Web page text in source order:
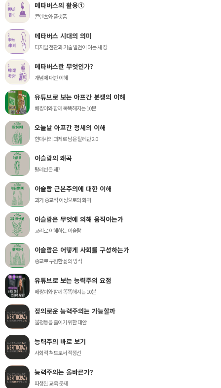
메타버스의 활용①
콘텐츠와 플랫폼
메타버스 시대의 의미
디지털 전환과 기술 발전이 여는 새 장
메타버스란 무엇인가?
개념에 대한 이해
유튜브로 보는 아프간 분쟁의 이해
베짱이와 함께 똑똑해지는 10분
오늘날 아프간 정세의 이해
현대사의 과제로 남은 탈레반 2.0
이슬람의 왜곡
탈레반은 왜?
이슬람 근본주의에 대한 이해
과거 종교적 이상으로의 회귀
이슬람은 무엇에 의해 움직이는가
교리로 이해하는 이슬람
이슬람은 어떻게 사회를 구성하는가
종교로 구원한 삶의 방식
유튜브로 보는 능력주의 요점
베짱이와 함께 똑똑해지는 10분
정의로운 능력주의는 가능할까
불평등을 줄이기 위한 대안
능력주의 바로 보기
사회적 척도로서 적정선
능력주의는 올바른가?
파생된 교육 문제